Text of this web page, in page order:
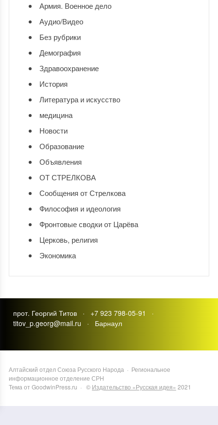
Армия. Военное дело
Аудио/Видео
Без рубрики
Демография
Здравоохранение
История
Литература и искусство
медицина
Новости
Образование
Объявления
ОТ СТРЕЛКОВА
Сообщения от Стрелкова
Философия и идеология
Фронтовые сводки от Царёва
Церковь, религия
Экономика
прот. Георгий Титов · +7 923 798-05-91 ·
titov_p.georg@mail.ru · Барнаул
Алтайский отдел Союза Русского Народа · Региональное
информационное отделение СРН
Тема от GoodwinPress.ru · © Издательство «Русская идея» 2021